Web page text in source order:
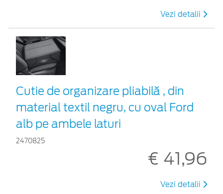
Vezi detalii
Cutie de organizare pliabilă , din
material textil negru, cu oval Ford
alb pe ambele laturi
2470825
€ 41,96
Vezi detalii